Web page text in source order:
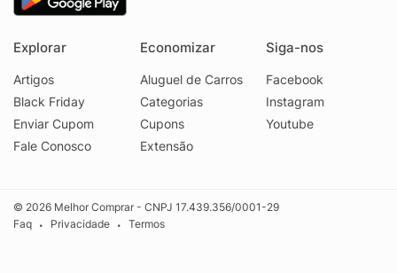
Explorar
Artigos
Black Friday
Enviar Cupom
Fale Conosco
Economizar
Aluguel de Carros
Categorias
Cupons
Extensão
Siga-nos
Facebook
Instagram
Youtube
© 2026 Melhor Comprar - CNPJ 17.439.356/0001-29
Faq
• Privacidade • Termos